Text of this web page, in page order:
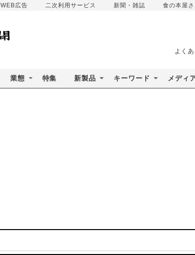
WEB広告 二次利用サービス 新聞・雑誌 食の本屋さ
よく
業態 特集 新製品 キーワード メディ